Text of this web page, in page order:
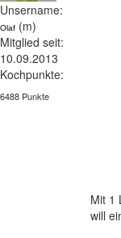
Unsername:
Olaf (m)
Mitglied seit:
10.09.2013
Kochpunkte:
6488 Punkte
Mit 1
will